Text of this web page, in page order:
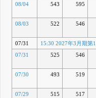
08/04 543 595
08/03 522 546
07/31
15:30 2027年3月期第
07/31
525 546
07/30 493 519
07/29 515 517